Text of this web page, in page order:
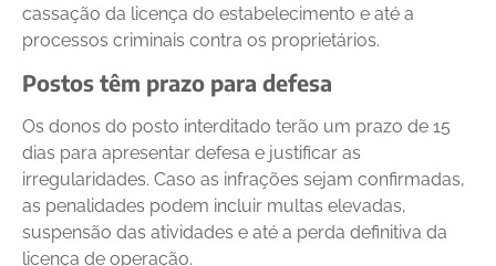
cassação da licença do estabelecimento e até a
processos criminais contra os proprietários.
Postos têm prazo para defesa
Os donos do posto interditado terão um prazo de 15
dias para apresentar defesa e justificar as
irregularidades. Caso as infrações sejam confirmadas,
as penalidades podem incluir multas elevadas,
suspensão das atividades e até a perda definitiva da
licença de operação.